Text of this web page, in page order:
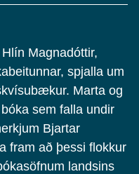
Magnadóttir,
spjalla um
Marta og
sem falla undir
Bjartar
fram að þessi flokkur
landsins